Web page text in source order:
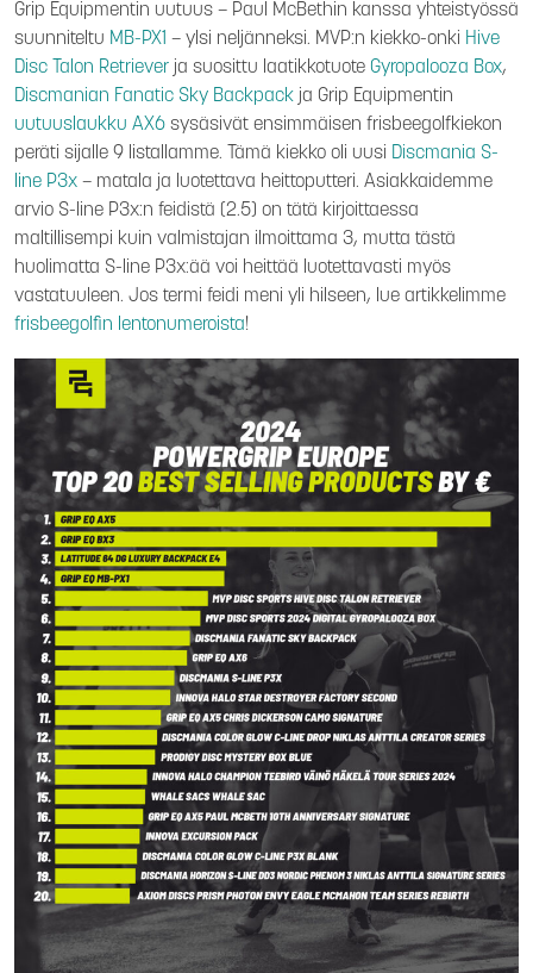
Grip Equipmentin uutuus – Paul McBethin kanssa yhteistyössä
suunniteltu MB-PX1 – ylsi neljänneksi. MVP:n kiekko-onki Hive
Disc Talon Retriever ja suosittu laatikkotuote Gyropalooza Box,
Discmanian Fanatic Sky Backpack ja Grip Equipmentin
uutuuslaukku AX6 sysäsivät ensimmäisen frisbeegolfkiekon
peräti sijalle 9 listallamme. Tämä kiekko oli uusi Discmania S-
line P3x – matala ja luotettava heittoputteri. Asiakkaidemme
arvio S-line P3x:n feidistä (2.5) on tätä kirjoittaessa
maltillisempi kuin valmistajan ilmoittama 3, mutta tästä
huolimatta S-line P3x:ää voi heittää luotettavasti myös
vastatuuleen. Jos termi feidi meni yli hilseen, lue artikkelimme
frisbeegolfin lentonumeroista!